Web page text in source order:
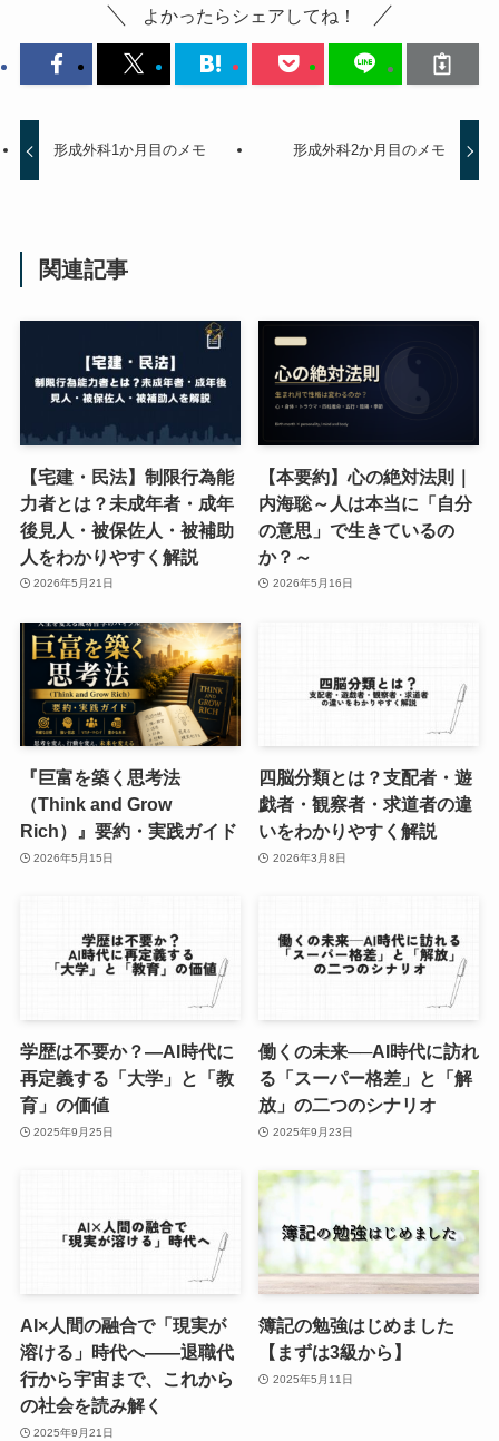
よかったらシェアしてね！
形成外科1か月目のメモ 形成外科2か月目のメモ
関連記事
【宅建・民法】制限行為能
力者とは？未成年者・成年
後見人・被保佐人・被補助
人をわかりやすく解説
2026年5月21日
【本要約】心の絶対法則｜
内海聡～人は本当に「自分
の意思」で生きているの
か？～
2026年5月16日
『巨富を築く思考法
（Think and Grow
Rich）』要約・実践ガイド
2026年5月15日
四脳分類とは？支配者・遊
戯者・観察者・求道者の違
いをわかりやすく解説
2026年3月8日
学歴は不要か？—AI時代に
再定義する「大学」と「教
育」の価値
2025年9月25日
働くの未来──AI時代に訪れ
る「スーパー格差」と「解
放」の二つのシナリオ
2025年9月23日
AI×人間の融合で「現実が
溶ける」時代へ——退職代
行から宇宙まで、これから
の社会を読み解く
2025年9月21日
簿記の勉強はじめました
【まずは3級から】
2025年5月11日